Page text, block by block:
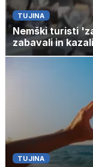
TUJINA
Nemški turisti
zabavali in
TUJINA